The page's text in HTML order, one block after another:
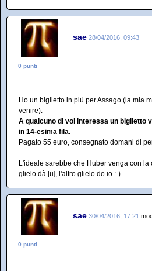
sae 28/04/2016, 09:43
0 punti
Ho un biglietto in più per Assago (la mia
venire).
A qualcuno di voi interessa un biglietto
in 14-esima fila.
Pagato 55 euro, consegnato domani di
L'ideale sarebbe che Huber venga con la
glielo dà [u], l'altro glielo do io :-)
sae 30/04/2016, 17:21
0 punti